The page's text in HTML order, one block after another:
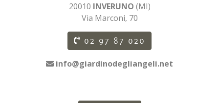
20010 INVERUNO (MI)
Via Marconi, 70
02 97 87 020
info@giardinodegliangeli.net